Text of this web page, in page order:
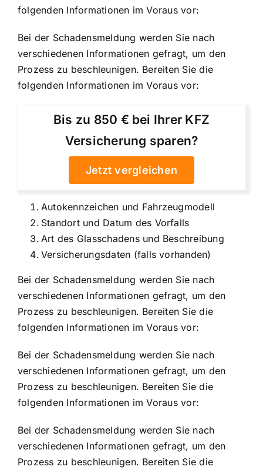
folgenden Informationen im Voraus vor:
Bei der Schadensmeldung werden Sie nach
verschiedenen Informationen gefragt, um den
Prozess zu beschleunigen. Bereiten Sie die
folgenden Informationen im Voraus vor:
Bis zu 850 € bei Ihrer KFZ
Versicherung sparen?
Jetzt vergleichen
Autokennzeichen und Fahrzeugmodell
Standort und Datum des Vorfalls
Art des Glasschadens und Beschreibung
Versicherungsdaten (falls vorhanden)
Bei der Schadensmeldung werden Sie nach
verschiedenen Informationen gefragt, um den
Prozess zu beschleunigen. Bereiten Sie die
folgenden Informationen im Voraus vor:
Bei der Schadensmeldung werden Sie nach
verschiedenen Informationen gefragt, um den
Prozess zu beschleunigen. Bereiten Sie die
folgenden Informationen im Voraus vor:
Bei der Schadensmeldung werden Sie nach
verschiedenen Informationen gefragt, um den
Prozess zu beschleunigen. Bereiten Sie die